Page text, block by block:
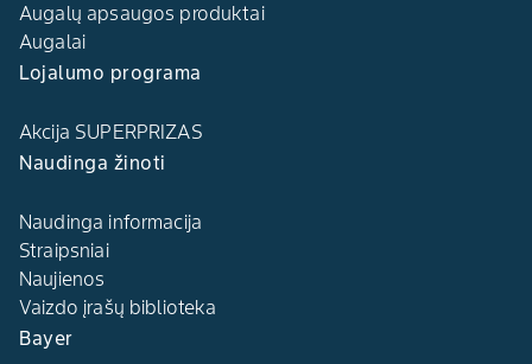
Augalų apsaugos produktai
Augalai
Lojalumo programa
Akcija SUPERPRIZAS
Naudinga žinoti
Naudinga informacija
Straipsniai
Naujienos
Vaizdo įrašų biblioteka
Bayer